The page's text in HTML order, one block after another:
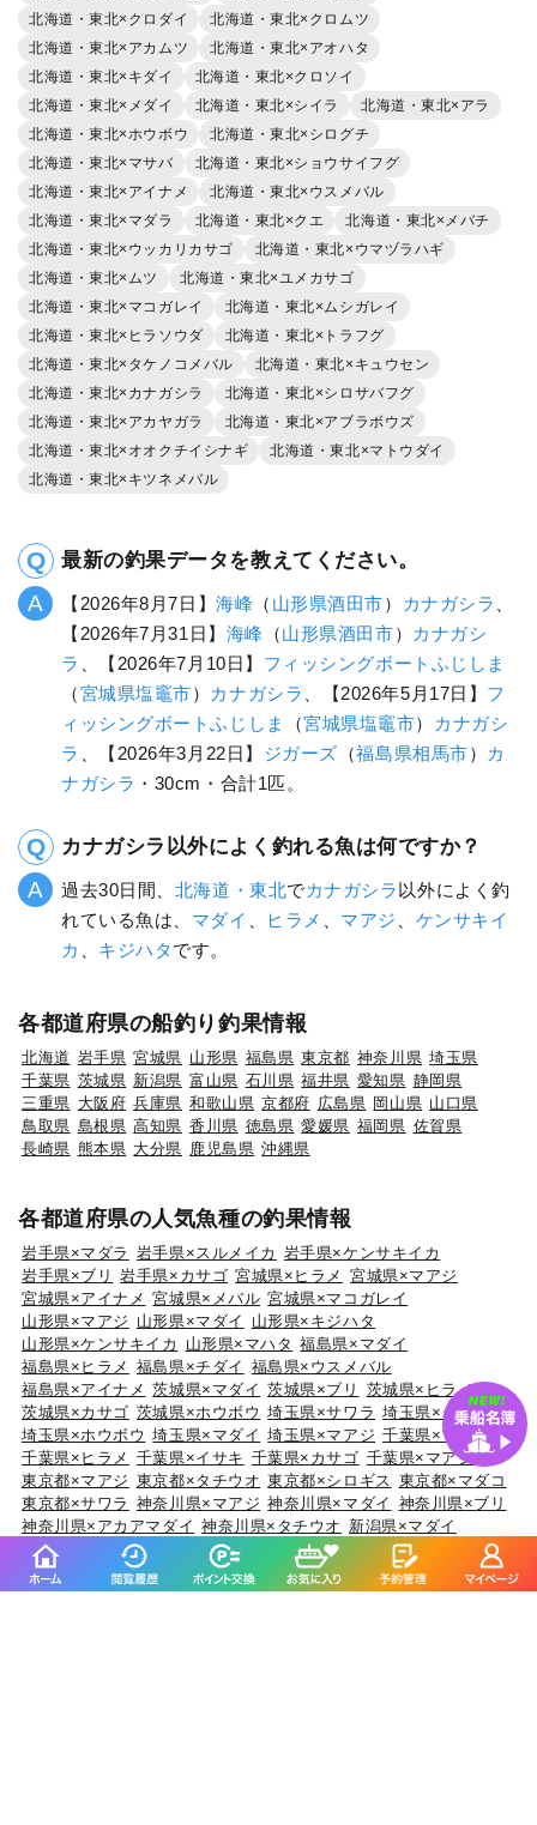
北海道・東北×スルメイカ
北海道・東北×マゴチ
北海道・東北×クロダイ
北海道・東北×クロムツ
北海道・東北×アカムツ
北海道・東北×アオハタ
北海道・東北×キダイ
北海道・東北×クロソイ
北海道・東北×メダイ
北海道・東北×シイラ
北海道・東北×アラ
北海道・東北×ホウボウ
北海道・東北×シログチ
北海道・東北×マサバ
北海道・東北×ショウサイフグ
北海道・東北×アイナメ
北海道・東北×ウスメバル
北海道・東北×マダラ
北海道・東北×クエ
北海道・東北×メバチ
北海道・東北×ウッカリカサゴ
北海道・東北×ウマヅラハギ
北海道・東北×ムツ
北海道・東北×ユメカサゴ
北海道・東北×マコガレイ
北海道・東北×ムシガレイ
北海道・東北×ヒラソウダ
北海道・東北×トラフグ
北海道・東北×タケノコメバル
北海道・東北×キュウセン
北海道・東北×カナガシラ
北海道・東北×シロサバフグ
北海道・東北×アカヤガラ
北海道・東北×アブラボウズ
北海道・東北×オオクチイシナギ
【2026年8月7日】 海峰（ 山形県酒田市） カナガシラ
【2026年7月31日】 海峰 酒田市
カナガシ
ラ、【2026年7月10日】フィッシングボートふじしま
塩竈市 ） カナガシラ、【2026年5月17日】フ
ィッシングボートふじしま （ 宮城県塩竈市 ）カナガシ
ラ
、【2026年3月22日】ジガーズ
過去30日間、 北海道・東北 で カナガシラ
以外によく釣
れている魚は、 マダイ
北海道 岩手県 宮城県 山形県 福島県 東京都 神奈川県 埼玉県
千葉県 茨城県 新潟県 富山県 石川県 福井県 愛知県 静岡県
三重県 大阪府 兵庫県 和歌山県 京都府 広島県 岡山県 山口県
鳥取県 島根県 高知県 香川県 徳島県 愛媛県
岩手県×マダラ 岩手県×スルメイカ 岩手県×ケンサキイカ
岩手県×ブリ 岩手県×カサゴ 宮城県×ヒラメ 宮城県×マアジ
宮城県×アイナメ 宮城県×メバル 宮城県×マコガレイ
山形県×マアジ 山形県×マダイ 山形県×キジハタ
山形県×ケンサキイカ 山形県×マハタ 福島県×マダイ
福島県×ヒラメ 福島県×チダイ 福島県×ウスメバル
福島県×アイナメ 茨城県×マダイ 茨城県×ブリ 茨城県×ヒラメ
茨城県×カサゴ 茨城県×ホウボウ 埼玉県×サワラ 埼玉県×タチウオ
埼玉県×ホウボウ 埼玉県×マダイ 埼玉県×マアジ 千葉県×マダイ
千葉県×ヒラメ 千葉県×イサキ 千葉県×カサゴ 千葉県×マアジ
東京都×マアジ 東京都×タチウオ 東京都×シロギス 東京都×マダコ
東京都×サワラ 神奈川県×マアジ 神奈川県×マダイ 神奈川県×ブリ
神奈川県×アカアマダイ
神奈川県×タチウオ
新潟県×マダイ
新潟県×ブリ
新潟県×マアジ 新潟県×キダイ
新潟県×ゴマサバ
富山県×アオリイカ 富山県×ブリ 富山県×マダイ 富山県×キジハタ